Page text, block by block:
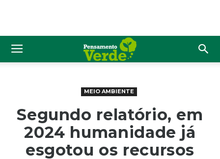
MEIO AMBIENTE
Segundo relatório, em
2024 humanidade já
esgotou os recursos